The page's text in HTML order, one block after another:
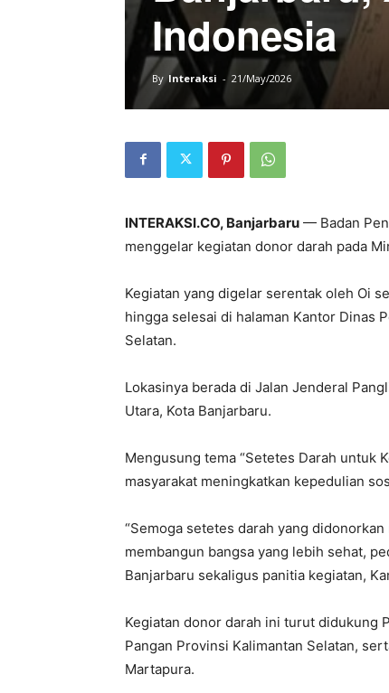
Indonesia
By Interaksi - 21/May/2026
INTERAKSI.CO, Banjarbaru — Badan
menggelar kegiatan donor darah pada
Kegiatan yang digelar serentak oleh Oi
hingga selesai di halaman Kantor Dinas
Selatan.
Lokasinya berada di Jalan Jenderal
Utara, Kota Banjarbaru.
Mengusung tema “Setetes Darah untuk
masyarakat meningkatkan kepedulian
“Semoga setetes darah yang
membangun bangsa yang lebih sehat,
Banjarbaru sekaligus panitia kegiatan,
Kegiatan donor darah ini turut didukung
Pangan Provinsi Kalimantan Selatan,
Martapura.